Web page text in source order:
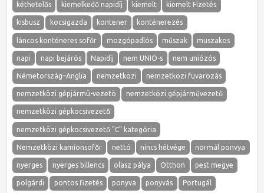
kéthetelős kiemelkedő napidíj kiemelt kiemelt Fizetés
kisbusz kocsigazda kontener konténerezés
láncos konténeres sofőr mozgópadlós műszak muszakos
napi napi bejárós Napidíj nem UNIO-s nem uniózós
Németország–Anglia nemzetközi nemzetközi fuvarozás
nemzetközi gépjármü-vezetö nemzetközi gépjárművezető
nemzetközi gépkocsivezető
nemzetközi gépkocsivezető "C" kategória
Nemzetközi kamionsofőr nettó nincs hétvége normál ponvya
nyerges nyerges billencs olasz pálya Otthon pest megye
polgárdi pontos fizetés ponyva ponyvás Portugál